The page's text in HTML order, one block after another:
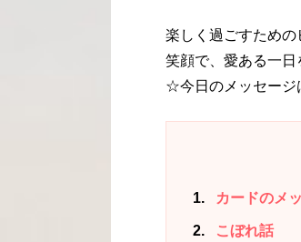
楽しく過ごすための
笑顔で、愛ある一日
☆今日のメッセージ
1 カードのメ
2 こぼれ話